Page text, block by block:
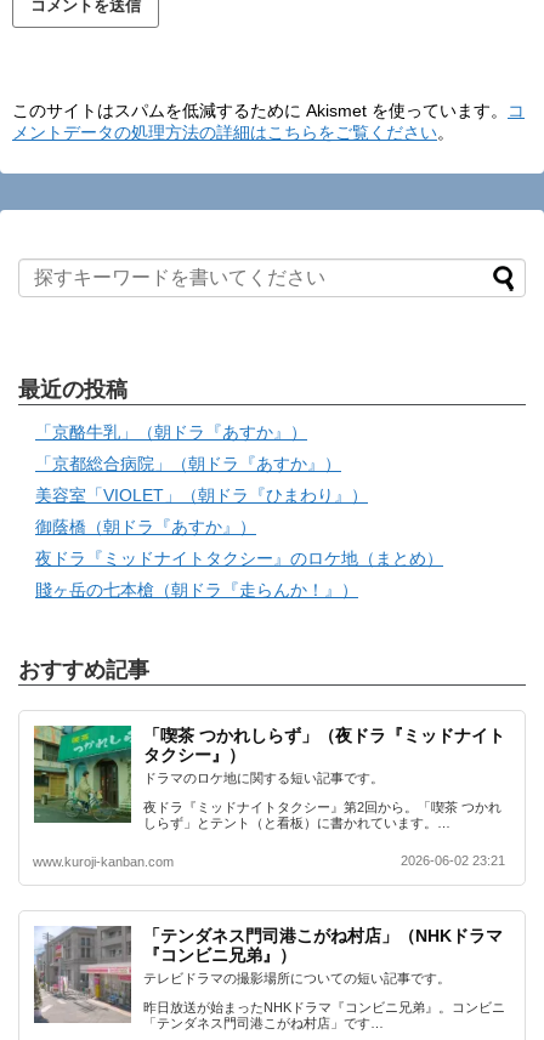
このサイトはスパムを低減するために Akismet を使っています。
コ
メントデータの処理方法の詳細はこちらをご覧ください。
最近の投稿
「京酪牛乳」（朝ドラ『あすか』）
「京都総合病院」（朝ドラ『あすか』）
美容室「VIOLET」（朝ドラ『ひまわり』）
御蔭橋（朝ドラ『あすか』）
夜ドラ『ミッドナイトタクシー』のロケ地（まとめ）
賤ヶ岳の七本槍（朝ドラ『走らんか！』）
おすすめ記事
「喫茶 つかれしらず」（夜ドラ『ミッドナイト
タクシー』）
ドラマのロケ地に関する短い記事です。
夜ドラ『ミッドナイトタクシー』第2回から。「喫茶 つかれ
しらず」とテント（と看板）に書かれています。…
www.kuroji-kanban.com 2026-06-02 23:21
「テンダネス門司港こがね村店」（NHKドラマ
『コンビニ兄弟』）
テレビドラマの撮影場所についての短い記事です。
昨日放送が始まったNHKドラマ『コンビニ兄弟』。コンビニ
「テンダネス門司港こがね村店」です…